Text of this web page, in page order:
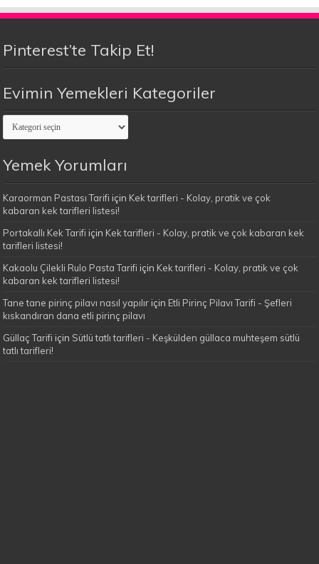
Pinterest’te Takip Et!
Evimin Yemekleri Kategoriler
Evimin
Yemekleri
Kategoriler
Yemek Yorumları
Karaorman Pastası Tarifi için Kek tarifleri - Kolay, pratik ve çok
kabaran kek tarifleri listesi!
Portakallı Kek Tarifi için Kek tarifleri - Kolay, pratik ve çok kabaran kek
tarifleri listesi!
Kakaolu Çilekli Rulo Pasta Tarifi için Kek tarifleri - Kolay, pratik ve çok
kabaran kek tarifleri listesi!
Tane tane pirinç pilavı nasıl yapılır için Etli Pirinç Pilavı Tarifi - Şefleri
kıskandıran dana etli pirinç pilavı
Güllaç Tarifi için Sütlü tatlı tarifleri - Keşkülden güllaca muhteşem sütlü
tatlı tarifleri!